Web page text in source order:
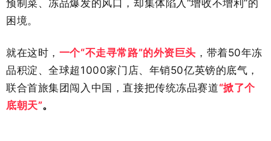
预制菜、冻品爆发的风口，却集体陷入“增收不增利”的
困境。
就在这时， 一个“不走寻常路”的外资巨头 ，带着50年冻
品积淀、全球超1000家门店、年销50亿英镑的底气，
联合首旅集团闯入中国，直接把传统冻品赛道“掀了个
底朝天”。